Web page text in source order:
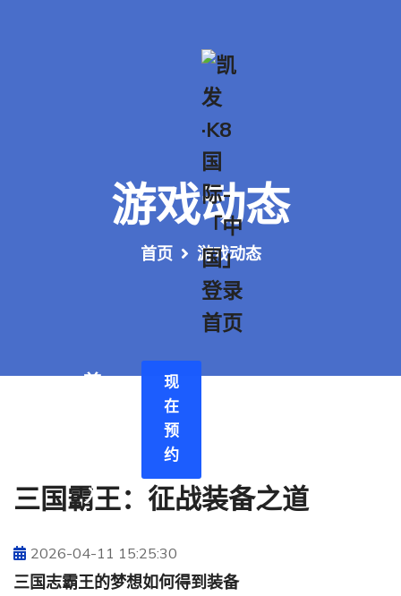
首
入
现
在
预
约
游戏动态
首页 游戏动态
三国霸王：征战装备之道
2026-04-11 15:25:30
三国志霸王的梦想如何得到装备